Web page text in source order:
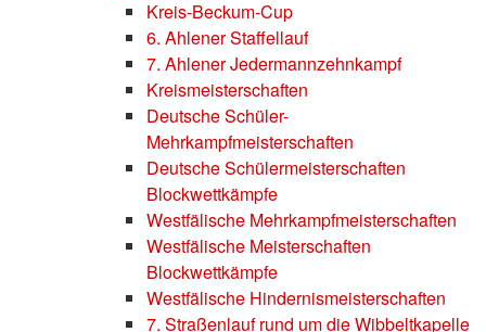
Kreis-Beckum-Cup
6. Ahlener Staffellauf
7. Ahlener Jedermannzehnkampf
Kreismeisterschaften
Deutsche Schüler-
Mehrkampfmeisterschaften
Deutsche Schülermeisterschaften
Blockwettkämpfe
Westfälische Mehrkampfmeisterschaften
Westfälische Meisterschaften
Blockwettkämpfe
Westfälische Hindernismeisterschaften
7. Straßenlauf rund um die Wibbeltkapelle